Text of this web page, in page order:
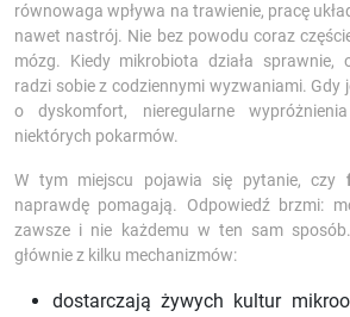
równowaga wpływa na trawienie, pracę
nawet nastrój. Nie bez powodu coraz
mózg. Kiedy mikrobiota działa sprawnie,
radzi sobie z codziennymi wyzwaniami. Gdy
o dyskomfort, nieregularne
niektórych pokarmów.
W tym miejscu pojawia się pytanie, czy
naprawdę pomagają. Odpowiedź brzmi:
zawsze i nie każdemu w ten sam
głównie z kilku mechanizmów:
dostarczają żywych kultur